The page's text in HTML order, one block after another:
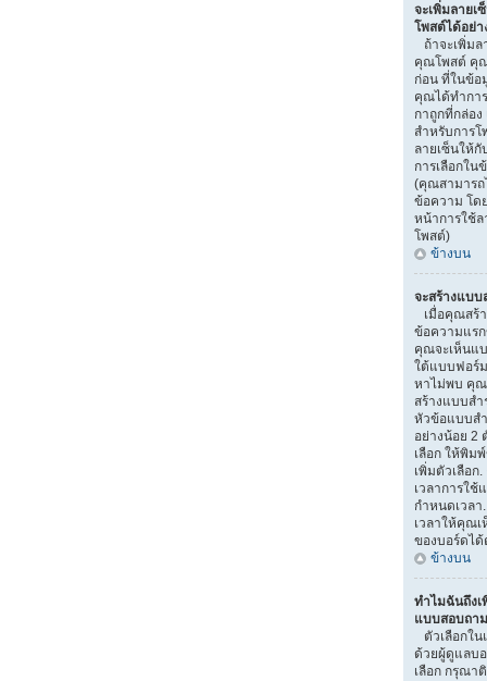
จะเพิ่มลาย
โพสต์ได้อย่า
ถ้าจะเพิ่ม
คุณโพสต์ คุณ
ก่อน ที่ในข้อ
คุณได้ทำกา
กาถูกที่กล่อง
สำหรับการ
ลายเซ็นให้
การเลือกใ
(คุณสามารถ
ข้อความ โด
หน้าการใช้
โพสต์)
ข้างบน
จะสร้างแบบ
เมื่อคุณสร้
ข้อความแร
คุณจะเห็นแ
ใต้แบบฟอร์
หาไม่พบ คุณ
สร้างแบบส
หัวข้อแบบสำ
อย่างน้อย 2
เลือก ให้พิม
เพิ่มตัวเลือ
เวลาการใช้
กำหนดเวลา
เวลาให้คุณเ
ของบอร์ดได้
ข้างบน
ทำไมฉันถึงเ
แบบสอบถา
ตัวเลือกใ
ด้วยผู้ดูแลบ
เลือก กรุณา